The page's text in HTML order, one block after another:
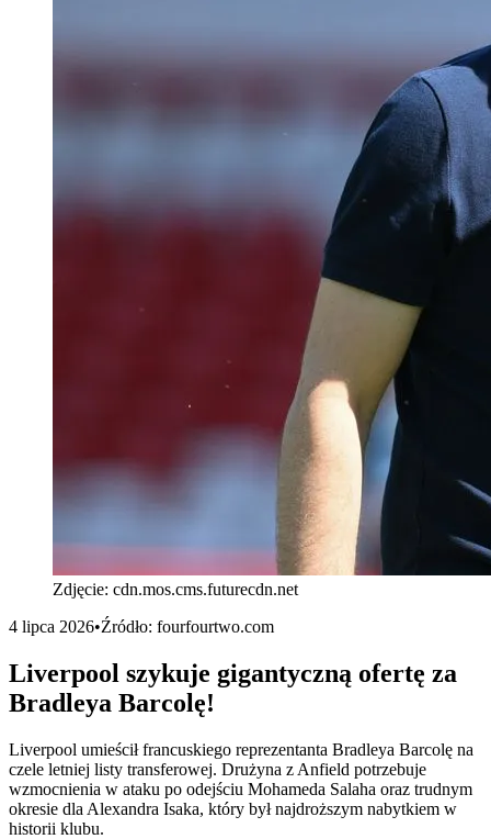
Zdjęcie: cdn.mos.cms.futurecdn.net
4 lipca 2026•Źródło: fourfourtwo.com
Liverpool szykuje gigantyczną ofertę za
Bradleya Barcolę!
Liverpool umieścił francuskiego reprezentanta Bradleya Barcolę na
czele letniej listy transferowej. Drużyna z Anfield potrzebuje
wzmocnienia w ataku po odejściu Mohameda Salaha oraz trudnym
okresie dla Alexandra Isaka, który był najdroższym nabytkiem w
historii klubu.